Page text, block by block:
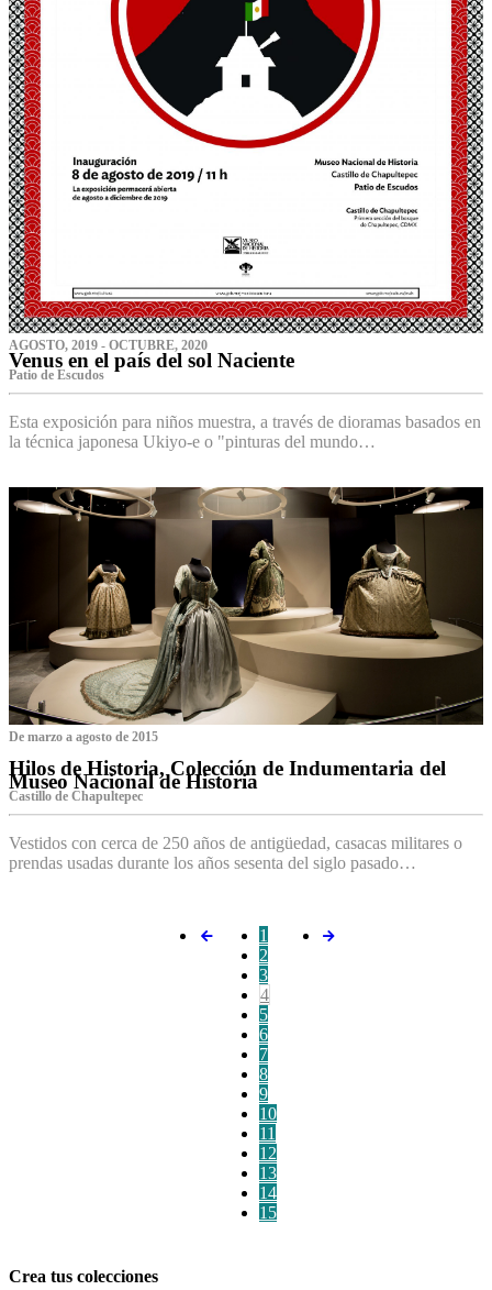
AGOSTO, 2019 - OCTUBRE, 2020
Venus en el país del sol Naciente
P‌atio de Escudos
Esta exposición para niños muestra, a través de dioramas basados en
la técnica japonesa Ukiyo-e o "pinturas del mundo…
De marzo a agosto de 2015
Hilos de Historia, Colección de Indumentaria del
Museo Nacional de Historia
Castillo de Chapultepec
Vestidos con cerca de 250 años de antigüedad, casacas militares o
prendas usadas durante los años sesenta del siglo pasado…
1
2
3
4
5
6
7
8
9
10
11
12
13
14
15
Crea tus colecciones